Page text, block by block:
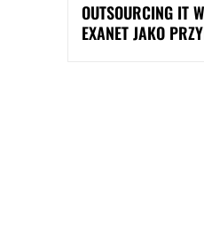
OUTSOURCING IT
EXANET JAKO